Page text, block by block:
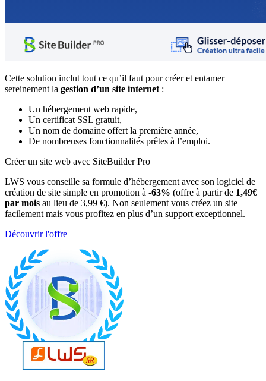
Cette solution inclut tout ce qu’il faut pour créer et entamer
sereinement la gestion d’un site internet :
Un hébergement web rapide,
Un certificat SSL gratuit,
Un nom de domaine offert la première année,
De nombreuses fonctionnalités prêtes à l’emploi.
Créer un site web avec SiteBuilder Pro
LWS vous conseille sa formule d’hébergement avec son logiciel de
création de site simple en promotion à -63% (offre à partir de 1,49€
par mois au lieu de 3,99 €). Non seulement vous créez un site
facilement mais vous profitez en plus d’un support exceptionnel.
Découvrir l'offre